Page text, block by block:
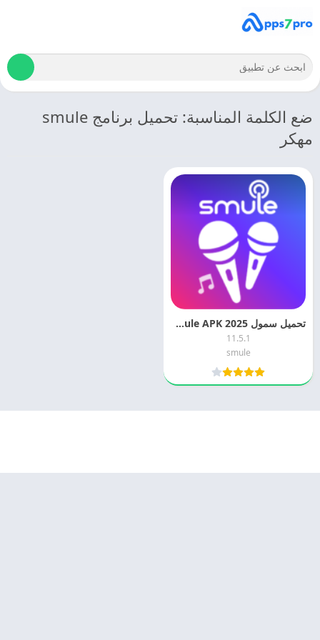
ضع الكلمة المناسبة: تحميل برنامج smule
مهكر
تحميل سمول 2025 Smule APK مهكر اخر اصدار مجانا
11.5.1
smule